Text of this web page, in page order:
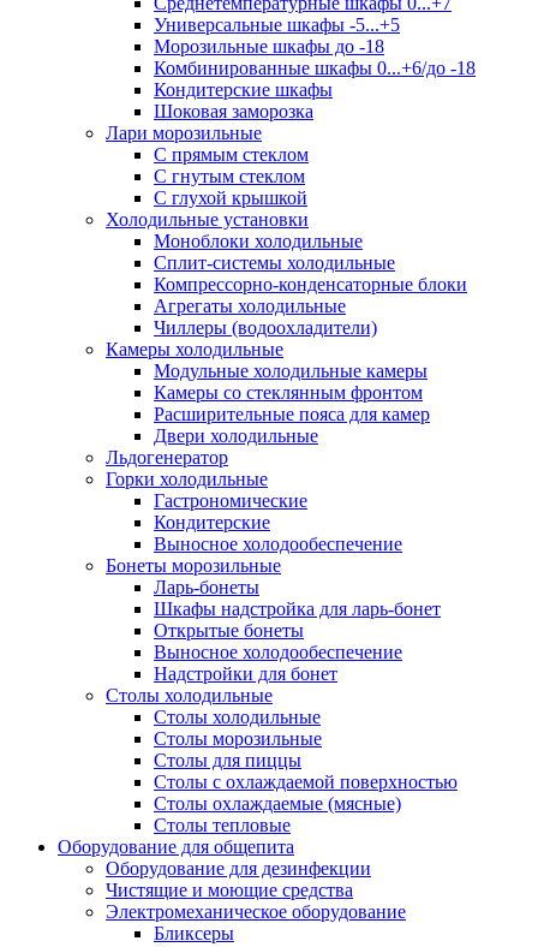
Универсальные шкафы -5...+5
Морозильные шкафы до -18
Комбинированные шкафы 0...+6/до -18
Кондитерские шкафы
Шоковая заморозка
Лари морозильные
С прямым стеклом
С гнутым стеклом
С глухой крышкой
Холодильные установки
Моноблоки холодильные
Сплит-системы холодильные
Компрессорно-конденсаторные блоки
Агрегаты холодильные
Чиллеры (водоохладители)
Камеры холодильные
Модульные холодильные камеры
Камеры со стеклянным фронтом
Расширительные пояса для камер
Двери холодильные
Льдогенератор
Горки холодильные
Гастрономические
Кондитерские
Выносное холодообеспечение
Бонеты морозильные
Ларь-бонеты
Шкафы надстройка для ларь-бонет
Открытые бонеты
Выносное холодообеспечение
Надстройки для бонет
Столы холодильные
Столы холодильные
Столы морозильные
Столы для пиццы
Столы с охлаждаемой поверхностью
Столы охлаждаемые (мясные)
Столы тепловые
Оборудование для общепита
Оборудование для дезинфекции
Чистящие и моющие средства
Электромеханическое оборудование
Бликсеры